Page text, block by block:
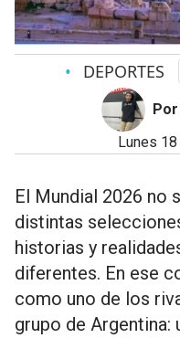
• DEPORTES
lunes
El Mundial 2026 no
distintas
historias y
diferentes. En ese
como uno de los
grupo de Argentina: